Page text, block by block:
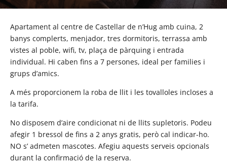
Apartament al centre de Castellar de n’Hug amb cuina, 2
banys complerts, menjador, tres dormitoris, terrassa amb
vistes al poble, wifi, tv, plaça de pàrquing i entrada
individual. Hi caben fins a 7 persones, ideal per families i
grups d’amics.
A més proporcionem la roba de llit i les tovalloles incloses a
la tarifa.
No disposem d’aire condicionat ni de llits supletoris. Podeu
afegir 1 bressol de fins a 2 anys gratis, però cal indicar-ho.
NO s’ admeten mascotes. Afegiu aquests serveis opcionals
durant la confirmació de la reserva.